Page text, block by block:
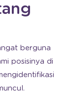
berguna
posisinya di